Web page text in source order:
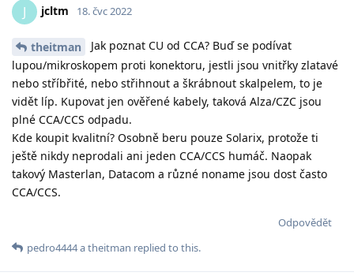
J jcltm 18. čvc 2022
theitman
Jak poznat CU od CCA? Buď se podívat
lupou/mikroskopem proti konektoru, jestli jsou vnitřky zlatavé
nebo stříbřité, nebo střihnout a škrábnout skalpelem, to je
vidět líp. Kupovat jen ověřené kabely, taková Alza/CZC jsou
plné CCA/CCS odpadu.
Kde koupit kvalitní? Osobně beru pouze Solarix, protože ti
ještě nikdy neprodali ani jeden CCA/CCS humáč. Naopak
takový Masterlan, Datacom a různé noname jsou dost často
CCA/CCS.
Odpovědět
pedro4444atheitman replied to this.